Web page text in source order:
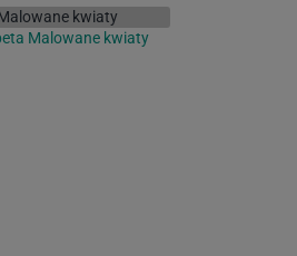
Malowane kwiaty